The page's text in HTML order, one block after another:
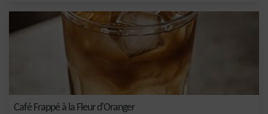
Café Frappé à la Fleur d'Oranger